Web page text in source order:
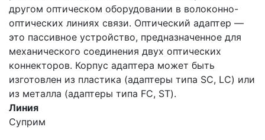
другом оптическом оборудовании в волоконно-
оптических линиях связи. Оптический адаптер —
это пассивное устройство, предназначенное для
механического соединения двух оптических
коннекторов. Корпус адаптера может быть
изготовлен из пластика (адаптеры типа SC, LC) или
из металла (адаптеры типа FC, ST).
Линия
Суприм